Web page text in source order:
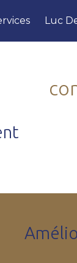
Luc